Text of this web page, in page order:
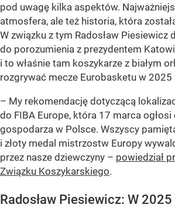
pod uwagę kilka aspektów.
atmosfera, ale też historia, która
W związku z tym Radosław Piesiewicz
do porozumienia z prezydentem
i to właśnie tam koszykarze z białym
rozgrywać mecze Eurobasketu w 2025
– My rekomendację dotyczącą
do FIBA Europe, która 17 marca
gospodarza w Polsce. Wszyscy
i złoty medal mistrzostw Europy
przez nasze dziewczyny – powiedział
Związku Koszykarskiego.
Radosław Piesiewicz: W